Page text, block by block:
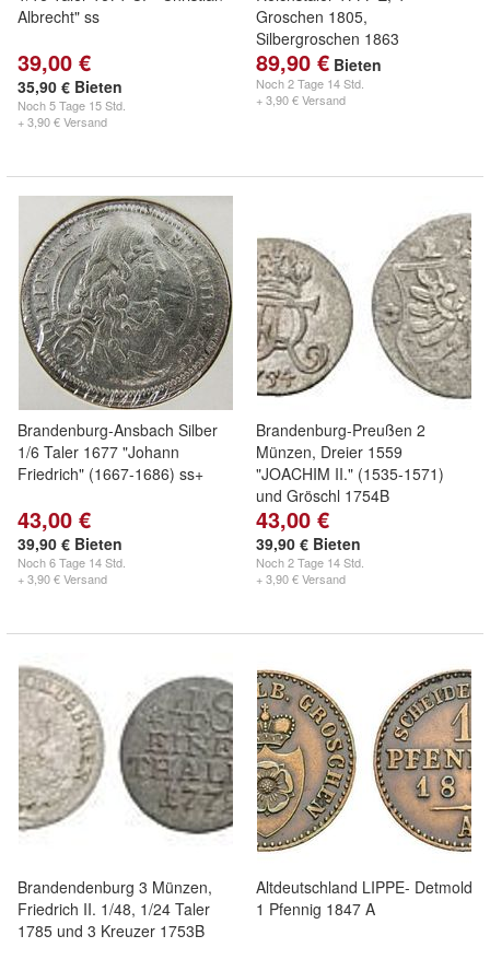
Albrecht" ss
39,00 €
35,90 € Bieten
Noch5 Tage 15 Std.
+ 3,90 € Versand
Groschen 1805,
Silbergroschen 1863
89,90 € Bieten
Noch2 Tage 14 Std.
+ 3,90 € Versand
Brandenburg-Ansbach Silber
1/6 Taler 1677 "Johann
Friedrich" (1667-1686) ss+
43,00 €
39,90 € Bieten
Noch6 Tage 14 Std.
+ 3,90 € Versand
Brandenburg-Preußen 2
Münzen, Dreier 1559
"JOACHIM II." (1535-1571)
und Gröschl 1754B
43,00 €
39,90 € Bieten
Noch2 Tage 14 Std.
+ 3,90 € Versand
Brandendenburg 3 Münzen,
Friedrich II. 1/48, 1/24 Taler
1785 und 3 Kreuzer 1753B
Altdeutschland LIPPE- Detmold
1 Pfennig 1847 A